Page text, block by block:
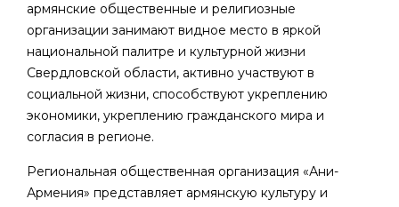
армянские общественные и религиозные
организации занимают видное место в яркой
национальной палитре и культурной жизни
Свердловской области, активно участвуют в
социальной жизни, способствуют укреплению
экономики, укреплению гражданского мира и
согласия в регионе.
Региональная общественная организация «Ани-
Армения» представляет армянскую культуру и